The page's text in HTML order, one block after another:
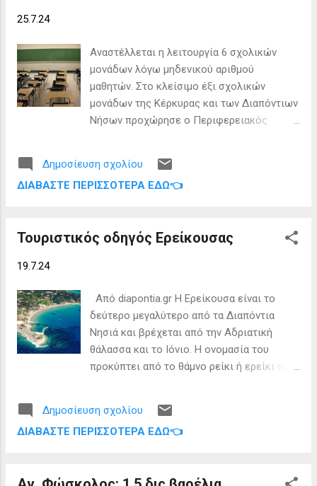
ανακαλέσει, δεν το έκανε, αποχώρησαν.
Είχε προηγηθεί συζήτηση επί των
ερωτήσεων, τουλάχιστον δυόμιση ωρών,
όπου αναφέρθηκαν σχεδόν όλα τα χαίνοντα
θέματα της καθημερινότητας, χωρίς να
εξέλιξή τους. Αναφερόμενος στη
διαχείριση της καθαριότητας, ο Τάκης
25.7.24
Αναστέλλεται η λειτουργία 6 σχολικών
μονάδων λόγω μηδενικού αριθμού
μαθητών. Στο κλείσιμο έξι σχολικών
μονάδων της Κέρκυρας και των Διαπόντιων
Νήσων προχώρησε ο Περιφερειακός
Νήσων, Πέτρος Αγγελόπουλος, καθώς δεν
είχε γίνει καμία αίτηση εγγραφής μαθητών
Σχολείων και Νηπιαγωγείων της
Δημοτικό Σχολείο Μαθρακίου 2. Δημοτικό
Σχολείο Οθωνών 3. Δημοτικό Σχολείο
Κωφών και Βαρήκωων 4. Δημοτικό Σχολείο
Ερείκουσας 5. Νηπιαγωγείο Γιαννάδων 6.
Νηπιαγωγείο Ερείκουσας 👉 Ακολουθήστε
Δημοσίευση σχολίου
ΔΙΑΒΆΣΤΕ ΠΕΡΙΣΣΌΤΕΡΑ ΕΔΏ👈
Τουριστικός οδηγός Ερείκουσας
19.7.24
Aπό diapontia.gr Η Ερείκουσα είναι το
δεύτερο μεγαλύτερο από τα Διαπόντια
Νησιά και βρέχεται από την Αδριατική
θάλασσα και το Ιόνιο. Η ονομασία του
προκύπτει από το θάμνο ρείκι ή ερείκι που
χρώμα. Τα καλύτερα αξιοθέατα • Το Πόρτο
είναι το λιμάνι και ο βασικός οικισμός του
Δημοσίευση σχολίου
ΔΙΑΒΆΣΤΕ ΠΕΡΙΣΣΌΤΕΡΑ ΕΔΏ👈